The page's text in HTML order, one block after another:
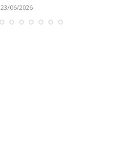
23/06/2026